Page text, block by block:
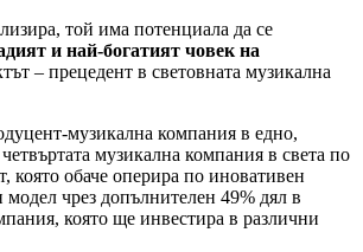
той има потенциала да се
и най-богатият човек на
– прецедент в световната музикална
музикална компания в едно,
музикална компания в света по
която обаче оперира по иновативен
чрез допълнителен 49% дял в
която ще инвестира в различни